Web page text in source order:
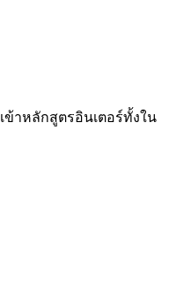
ข้าหลักสูตรอินเตอร์ทั้งใน